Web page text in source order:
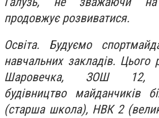
продовжує розвиватися.
Освіта. Будуємо
навчальних закладів. Цього
Шаровечка, ЗОШ 12,
будівництво майданчиків
(старша школа), НВК 2